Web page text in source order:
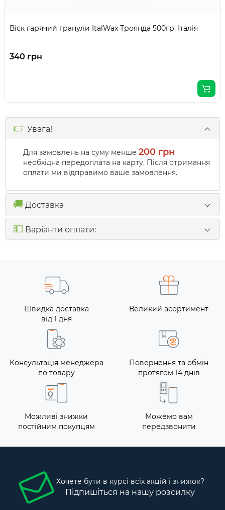
Віск гарячий гранули ItalWax Троянда 500гр. Італія
340 грн
👉 Увага!
Для замовлень на суму менше 200 грн
необхідна передоплата на карту. Після отримання
оплати ми відправимо ваше замовлення.
🚚 Доставка
💵 Варіанти оплати:
Швидка доставка
від 1 дня
Великий асортимент
Консультація менеджера
по товару
Повернення та обмін
протягом 14 днів
Можливі знижки
постійним покупцям
Можемо вам
передзвонити
Хочете бути в курсі всіх акцій і знижок?
Підпишіться на нашу розсилку